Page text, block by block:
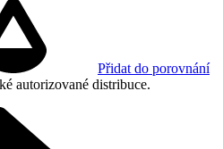
Přidat do porovnání
autorizované distribuce.